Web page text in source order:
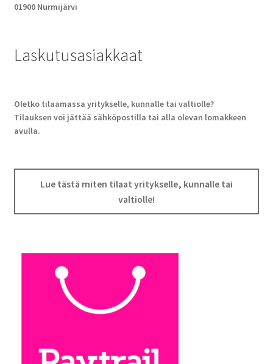
01900 Nurmijärvi
Laskutusasiakkaat
Oletko tilaamassa yritykselle, kunnalle tai valtiolle?
Tilauksen voi jättää sähköpostilla tai alla olevan lomakkeen
avulla.
Lue tästä miten tilaat yritykselle, kunnalle tai
valtiolle!